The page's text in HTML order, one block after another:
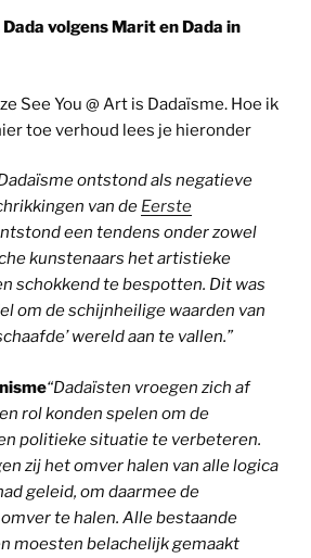
volgens Marit en Dada in
See You @ Art is Dadaïsme. Hoe ik
toe verhoud lees je hieronder
ontstond als negatieve
van de Eerste
een tendens onder zowel
kunstenaars het artistieke
schokkend te bespotten. Dit was
om de schijnheilige waarden van
wereld aan te vallen.”
“Dadaïsten vroegen zich af
rol konden spelen om de
politieke situatie te verbeteren.
zij het omver halen van alle logica
geleid, om daarmee de
te halen. Alle bestaande
moesten belachelijk gemaakt